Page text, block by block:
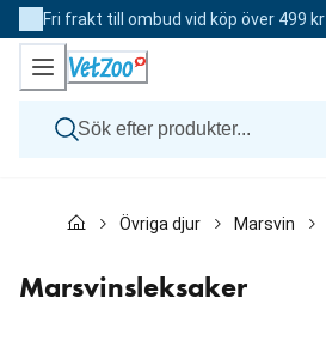
Skip
to
Content
Fri frakt till ombud vid köp över 499 kr
Katt
Veterinärfoder
Varumärken
Övriga djur Marsvin
Marsvinsleksaker